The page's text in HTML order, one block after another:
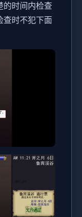
的时间内检查
查时不犯下面